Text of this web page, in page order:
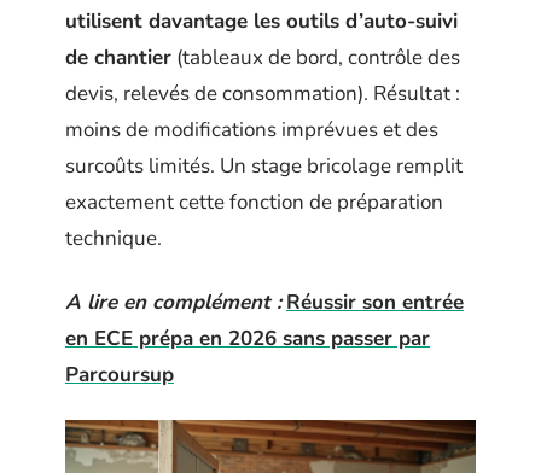
utilisent davantage les outils d’auto-suivi
de chantier (tableaux de bord, contrôle des
devis, relevés de consommation). Résultat :
moins de modifications imprévues et des
surcoûts limités. Un stage bricolage remplit
exactement cette fonction de préparation
technique.
A lire en complément : Réussir son entrée
en ECE prépa en 2026 sans passer par
Parcoursup